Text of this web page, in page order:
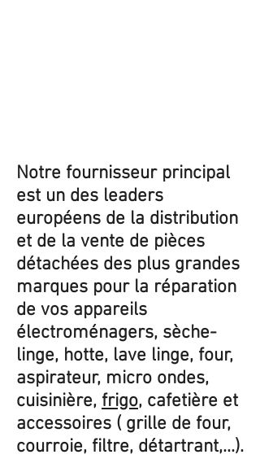
Notre fournisseur principal
est un des leaders
européens de la distribution
et de la vente de pièces
détachées des plus grandes
marques pour la réparation
de vos appareils
électroménagers, sèche-
linge, hotte, lave linge, four,
aspirateur, micro ondes,
cuisinière, frigo, cafetière et
accessoires ( grille de four,
courroie, filtre, détartrant,...).